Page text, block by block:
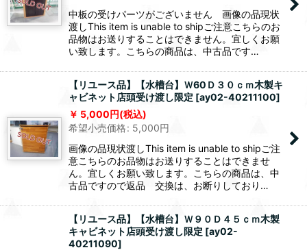
中板の受けパーツがございません 画像の品現状
渡しThis item is unable to shipご注意こちらのお
品物はお送りすることはできません。宜しくお願
い致します。こちらの商品は、中古品です…
【リユース品】【水槽台】Ｗ60Ｄ３０ｃｍ木製キ
ャビネット店頭受け渡し限定 [ay02-40211100]
5,000円(税込)
希望小売価格: 5,000円
画像の品現状渡しThis item is unable to shipご注
意こちらのお品物はお送りすることはできませ
ん。宜しくお願い致します。こちらの商品は、中
古品ですので返品 交換は、お断りしており…
【リユース品】【水槽台】Ｗ９０Ｄ４５ｃｍ木製
キャビネット店頭受け渡し限定 [ay02-
40211090]